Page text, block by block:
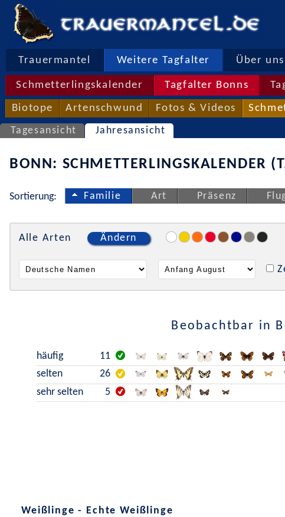
Trauermantel Weitere Tagfalter Über
Schmetterlingskalender Tagfalter Bonns
Biotope Artenschwund Fotos & Videos
Tagesansicht Jahresansicht
BONN: SCHMETTERLINGSKALENDER
Sortierung: Familie Art Präsenz
Alle Arten Ändern
Beobachtbar in
häufig 11
selten
26
sehr selten
5
Weißlinge - Echte Weißlinge